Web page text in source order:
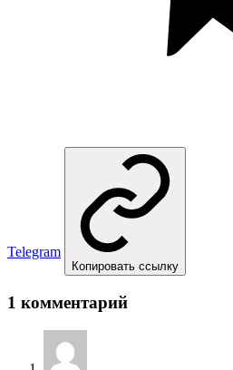
Telegram
Копировать ссылку
1 комментарий